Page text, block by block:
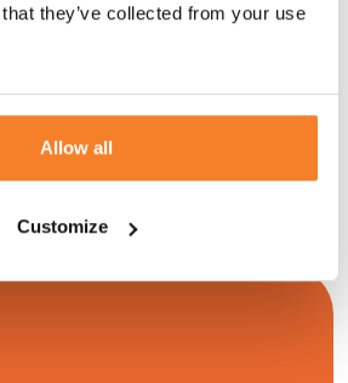
they’ve collected from your use
Allow all
Customize
repas accompagnés de
regarder des